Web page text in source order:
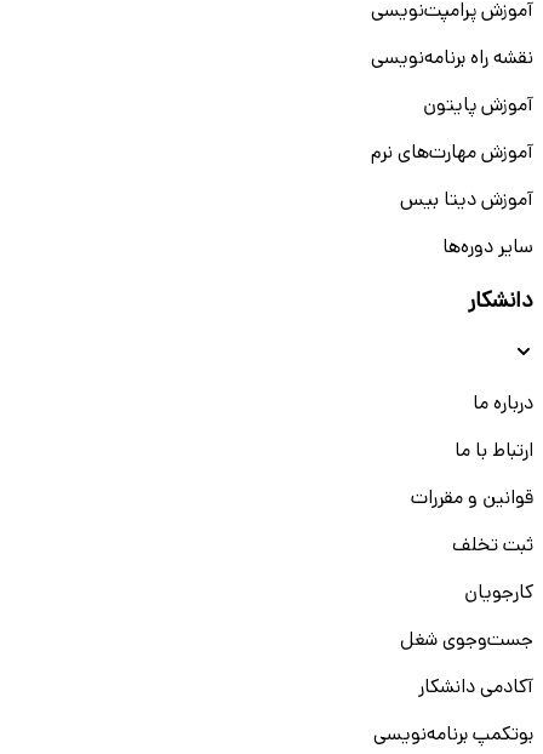
آموزش پرامپت‌نویسی
نقشه راه برنامه‌نویسی
آموزش پایتون
آموزش مهارت‌های نرم
آموزش دیتا بیس
سایر دوره‌ها
دانشکار
درباره ما
ارتباط با ما
قوانین و مقررات
ثبت تخلف
کارجویان
جست‌و‌جوی شغل
آکادمی دانشکار
بوتکمپ برنامه‌نویسی